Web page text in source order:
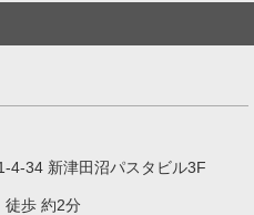
4-34 新津田沼パスタビル3F
徒歩 約2分